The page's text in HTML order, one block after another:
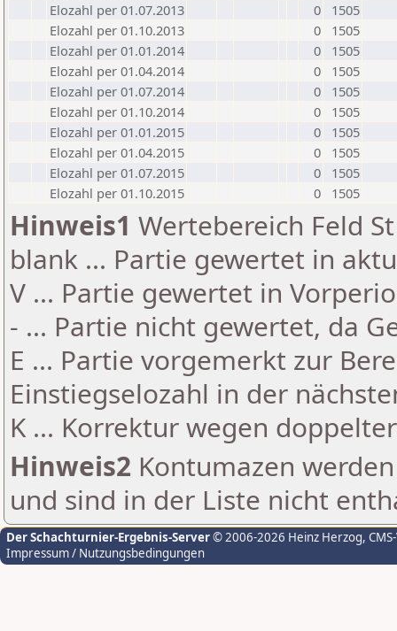
Elozahl per 01.07.2013
0
1505
Elozahl per 01.10.2013
0
1505
Elozahl per 01.01.2014
0
1505
Elozahl per 01.04.2014
0
1505
Elozahl per 01.07.2014
0
1505
Elozahl per 01.10.2014
0
1505
Elozahl per 01.01.2015
0
1505
Elozahl per 01.04.2015
0
1505
Elozahl per 01.07.2015
0
1505
Elozahl per 01.10.2015
0 1505
Hinweis1 Wertebereich Feld
blank ... Partie gewertet in
V ... Partie gewertet in
- ... Partie nicht gewertet, da
E ... Partie vorgemerkt zur
Einstiegselozahl in der
K ... Korrektur wegen
Hinweis2 Kontumazen
und sind in der Liste nicht
Der Schachturnier-Ergebnis-Server© 2006-2026 Heinz Herzog,
Impressum / Nutzungsbedingungen